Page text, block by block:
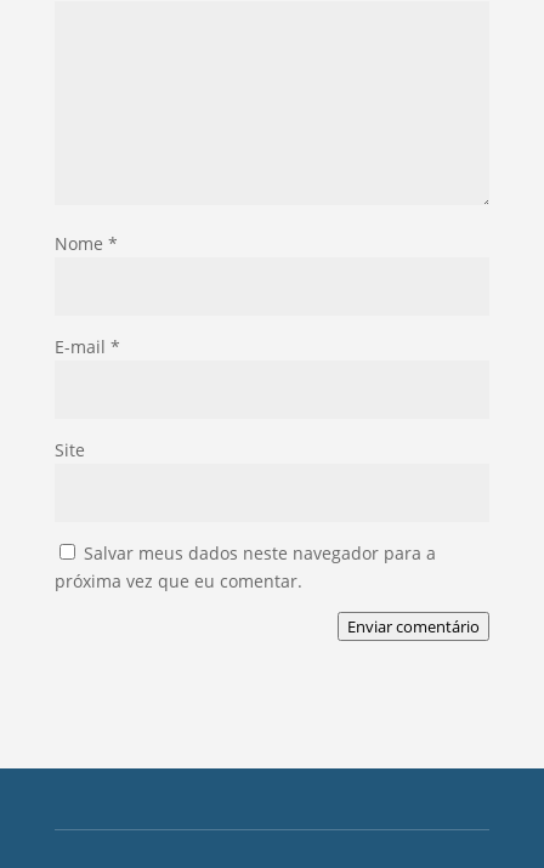
Nome *
E-mail *
Site
Salvar meus dados neste navegador para a
próxima vez que eu comentar.
Enviar comentário